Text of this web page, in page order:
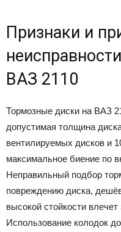
Признаки и
ВАЗ 2110
Тормозные диски на ВАЗ
допустимая толщина
вентилируемых дисков и
максимальное биение по
Неправильный подбор
повреждению диска,
высокой стойкости
Использование колодок